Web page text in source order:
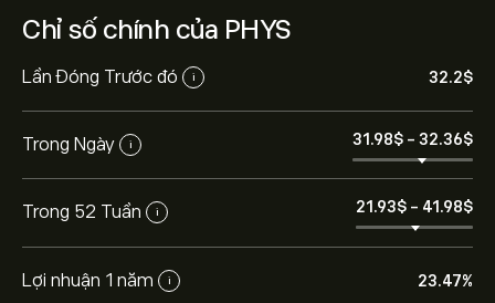
Chỉ số chính của PHYS
Lần Đóng Trước đó i 32.2‎$‎
Trong Ngày i 31.98‎$‎ - 32.36‎$‎
Trong 52 Tuần i 21.93‎$‎ - 41.98‎$‎
Lợi nhuận 1 năm i 23.47%